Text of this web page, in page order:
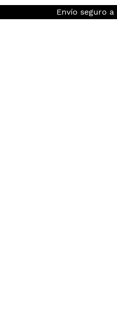
Envío seguro